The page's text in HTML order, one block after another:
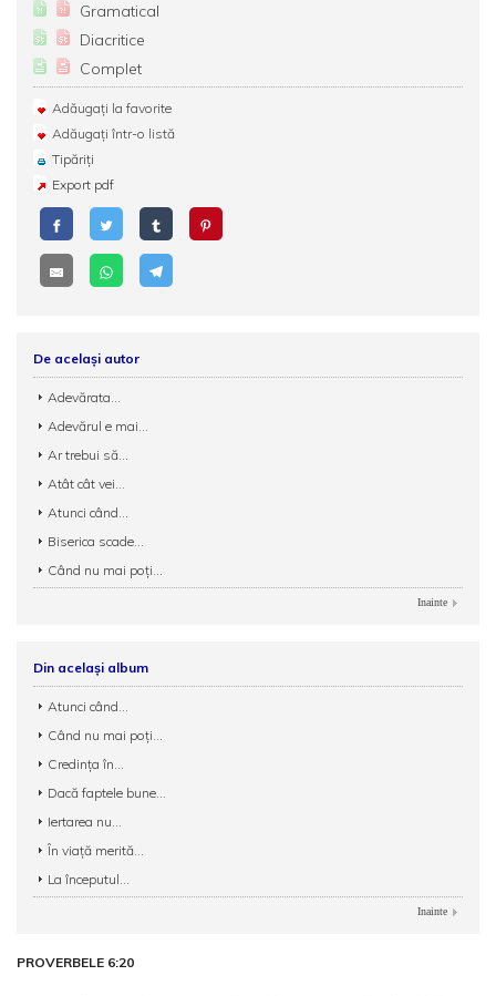
Gramatical
Diacritice
Complet
Adăugați la favorite
Adăugați într-o listă
Tipăriți
Export pdf
De același autor
Adevărata...
Adevărul e mai...
Ar trebui să...
Atât cât vei...
Atunci când...
Biserica scade...
Când nu mai poți...
Inainte
Din același album
Atunci când...
Când nu mai poți...
Credinţa în...
Dacă faptele bune...
Iertarea nu...
În viață merită...
La începutul...
Inainte
PROVERBELE 6:20